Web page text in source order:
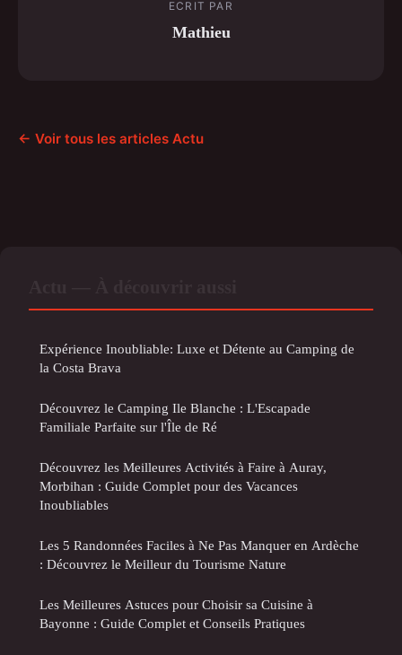
ECRIT PAR
Mathieu
← Voir tous les articles Actu
Expérience Inoubliable: Luxe et Détente au Camping de
la Costa Brava
Découvrez le Camping Ile Blanche : L'Escapade
Familiale Parfaite sur l'Île de Ré
Découvrez les Meilleures Activités à Faire à Auray,
Morbihan : Guide Complet pour des Vacances
Inoubliables
Les 5 Randonnées Faciles à Ne Pas Manquer en Ardèche
: Découvrez le Meilleur du Tourisme Nature
Les Meilleures Astuces pour Choisir sa Cuisine à
Bayonne : Guide Complet et Conseils Pratiques